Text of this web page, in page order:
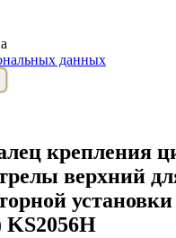
данных
крепления
верхний
KS2056H